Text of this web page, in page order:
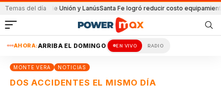
Temas del día
de Unión y LanúsSanta Fe logró reducir costo equipamiento
AHORA:ARRIBA EL DOMINGO EN VIVO RADIO
MONTE VERA NOTICIAS
DOS ACCIDENTES EL MISMO DÍA